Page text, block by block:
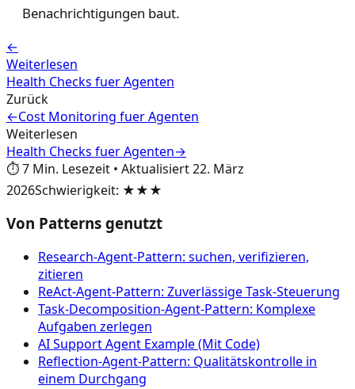
Benachrichtigungen baut.
←
Weiterlesen
Health Checks fuer Agenten
Zurück
←Cost Monitoring fuer Agenten
Weiterlesen
Health Checks fuer Agenten→
⏱️7 Min. Lesezeit • Aktualisiert22. März
2026Schwierigkeit: ★★★
Von Patterns genutzt
Research-Agent-Pattern: suchen, verifizieren,
zitieren
ReAct-Agent-Pattern: Zuverlässige Task-Steuerung
Task-Decomposition-Agent-Pattern: Komplexe
Aufgaben zerlegen
AI Support Agent Example (Mit Code)
Reflection-Agent-Pattern: Qualitätskontrolle in
einem Durchgang